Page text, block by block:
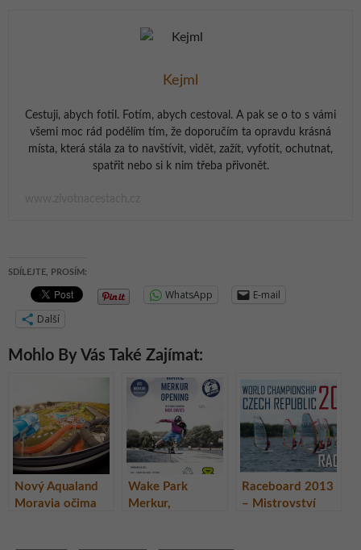
Kejml
Cestuji, abych fotil. Fotím, abych cestoval. A pak se o to s vámi
všemi moc rád podělím tím, že doporučím ta opravdu krásná
místa, která stála za to navštívit, vidět, zažít, vyfotit, ochutnat,
spatřit nebo si k nim třeba přivonět.
SDÍLEJTE, PROSÍM:
WhatsApp
E-mail
Další
Mohlo By Vás Také Zajímat:
Nový Aqualand
Moravia očima
Wake Park
Merkur,
Raceboard 2013
– Mistrovství